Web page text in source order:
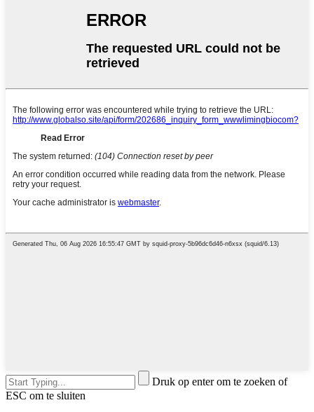
Druk op enter om te zoeken of
ESC om te sluiten